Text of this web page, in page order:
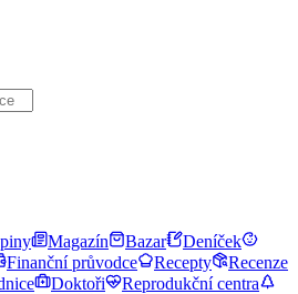
Magazín Bazar
Deníček
Finanční průvodce Recepty
Recenze
Doktoři
Reprodukční centra